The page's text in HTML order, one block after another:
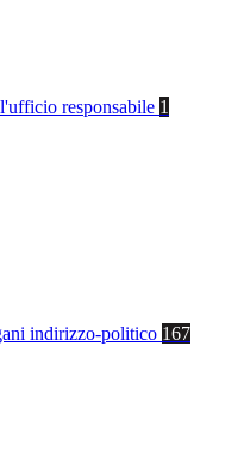
responsabile 1
indirizzo-politico 167